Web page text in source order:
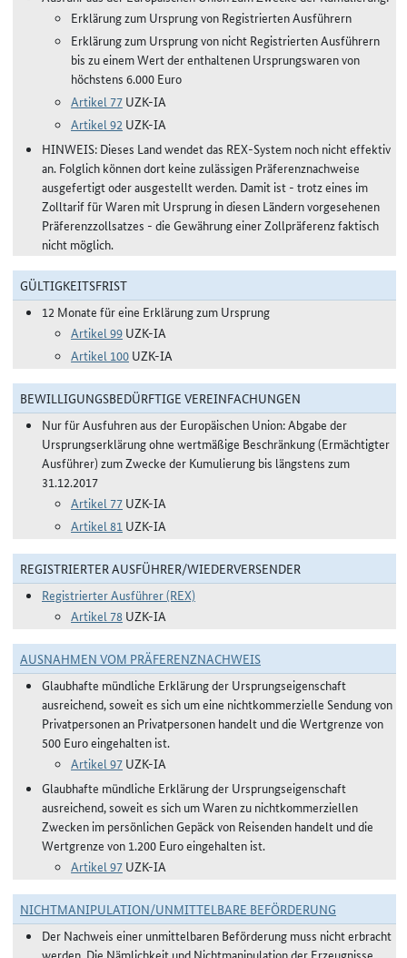
Erklärung zum Ursprung von Registrierten Ausführern
Erklärung zum Ursprung von nicht Registrierten Ausführern
bis zu einem Wert der enthaltenen Ursprungswaren von
höchstens 6.000 Euro
Artikel 77 UZK-IA
Artikel 92 UZK-IA
HINWEIS: Dieses Land wendet das REX-System noch nicht effektiv
an. Folglich können dort keine zulässigen Präferenznachweise
ausgefertigt oder ausgestellt werden. Damit ist - trotz eines im
Zolltarif für Waren mit Ursprung in diesen Ländern vorgesehenen
Präferenzzollsatzes - die Gewährung einer Zollpräferenz faktisch
nicht möglich.
GÜLTIGKEITSFRIST
12 Monate für eine Erklärung zum Ursprung
Artikel 99 UZK-IA
Artikel 100 UZK-IA
BEWILLIGUNGSBEDÜRFTIGE VEREINFACHUNGEN
Nur für Ausfuhren aus der Europäischen Union: Abgabe der
Ursprungserklärung ohne wertmäßige Beschränkung (Ermächtigter
Ausführer) zum Zwecke der Kumulierung bis längstens zum
31.12.2017
Artikel 77 UZK-IA
Artikel 81 UZK-IA
REGISTRIERTER AUSFÜHRER/WIEDERVERSENDER
Registrierter Ausführer (REX)
Artikel 78 UZK-IA
AUSNAHMEN VOM PRÄFERENZNACHWEIS
Glaubhafte mündliche Erklärung der Ursprungseigenschaft
ausreichend, soweit es sich um eine nichtkommerzielle Sendung von
Privatpersonen an Privatpersonen handelt und die Wertgrenze von
500 Euro eingehalten ist.
Artikel 97 UZK-IA
Glaubhafte mündliche Erklärung der Ursprungseigenschaft
ausreichend, soweit es sich um Waren zu nichtkommerziellen
Zwecken im persönlichen Gepäck von Reisenden handelt und die
Wertgrenze von 1.200 Euro eingehalten ist.
Artikel 97 UZK-IA
NICHTMANIPULATION/UNMITTELBARE BEFÖRDERUNG
Der Nachweis einer unmittelbaren Beförderung muss nicht erbracht
werden. Die Nämlichkeit und Nichtmanipulation der Erzeugnisse